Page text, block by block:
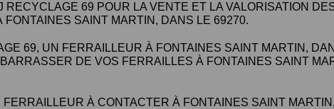
RECYCLAGE 69 POUR LA VENTE ET LA VALORISATION
SAINT MARTIN, DANS LE 69270.
69, UN FERRAILLEUR À FONTAINES SAINT MARTIN,
DE VOS FERRAILLES À FONTAINES SAINT
À CONTACTER À FONTAINES SAINT